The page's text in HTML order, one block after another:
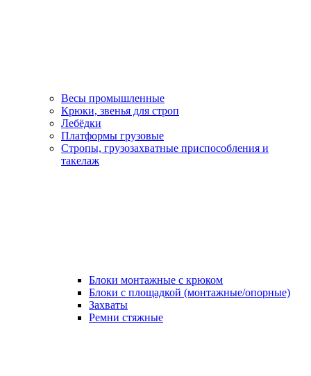
Весы промышленные
Крюки, звенья для строп
Лебёдки
Платформы грузовые
Стропы, грузозахватные приспособления и
такелаж
Блоки монтажные с крюком
Блоки с площадкой (монтажные/опорные)
Захваты
Ремни стяжные